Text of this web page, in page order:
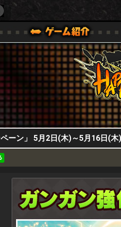
公式サイト [ XBOX 360,XBOX ONE VER.]
| HAPPY WARS(ハッピーウォーズ)公式サイ
ペーン」 5月2日(木)～5月16日(木)